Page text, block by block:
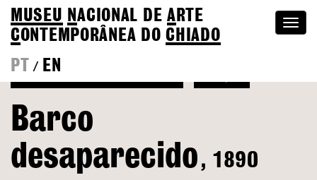
MUSEU NACIONAL DEA RTE
CONTEMPORÂNEA DOCHIADO
PT
/ EN
Barco
desaparecido , 1890